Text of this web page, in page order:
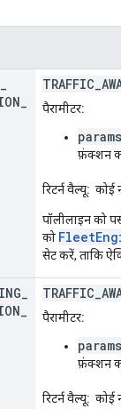
पैरामीटर:
params
फ़ंक्शन
रिटर्न वैल्यू: कोई
पॉलीलाइन को
को
सेट करें, ताकि
पैरामीटर:
params
फ़ंक्शन
रिटर्न वैल्यू: कोई